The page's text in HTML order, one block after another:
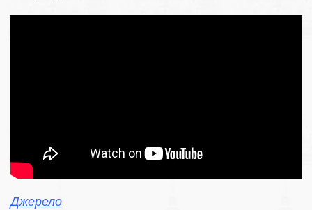
Джерело